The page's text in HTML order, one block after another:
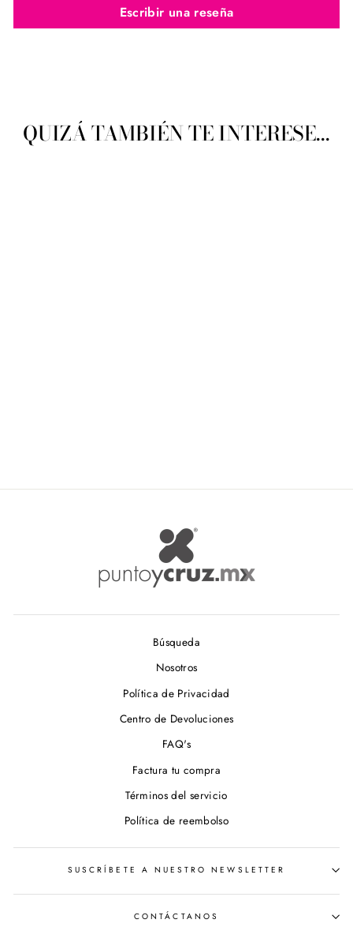
Escribir una reseña
QUIZÁ TAMBIÉN TE INTERESE...
Búsqueda
Nosotros
Política de Privacidad
Centro de Devoluciones
FAQ's
Factura tu compra
Términos del servicio
Política de reembolso
SUSCRÍBETE A NUESTRO NEWSLETTER
CONTÁCTANOS